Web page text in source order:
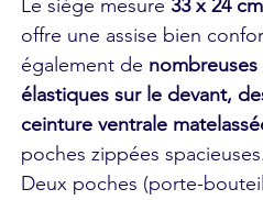
Le siège mesure 33 x 24 cm
offre une assise bien
également de
élastiques sur le devant,
ceinture ventrale
poches zippées spacieuses.
Deux poches (porte-